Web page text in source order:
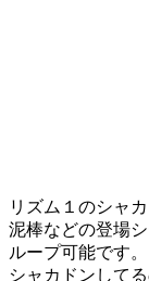
リズム１のシャ
泥棒などの登場
ループ可能です。
シャカドンして